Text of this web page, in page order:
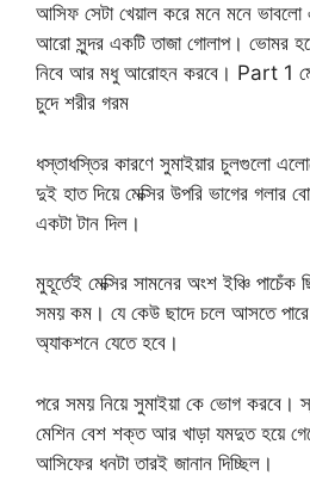
আসিফ সেটা খেয়াল করে মনে মনে
আরো সুন্দর একটি তাজা গোলাপ। ভোমর
নিবে আর মধু আরোহন করবে। Part 1
চুদে শরীর গরম
ধস্তাধস্তির কারণে সুমাইয়ার চুলগুলো
দুই হাত দিয়ে মেক্সির উপরি ভাগের গলার
একটা টান দিল।
মুহূর্তেই মেক্সির সামনের অংশ ইঞ্চি
সময় কম। যে কেউ ছাদে চলে আসতে
অ্যাকশনে যেতে হবে।
পরে সময় নিয়ে সুমাইয়া কে ভোগ করবে।
মেশিন বেশ শক্ত আর খাড়া যমদুত হয়ে
আসিফের ধনটা তারই জানান দিচ্ছিল।